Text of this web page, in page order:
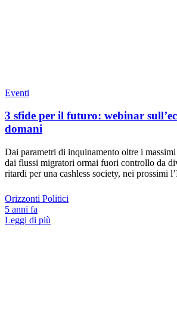
Eventi
3 sfide per il futuro: webinar
domani
Dai parametri di inquinamento oltre i
dai flussi migratori ormai fuori controllo da
ritardi per una cashless society, nei prossimi
Orizzonti Politici
5 anni fa
Leggi di più